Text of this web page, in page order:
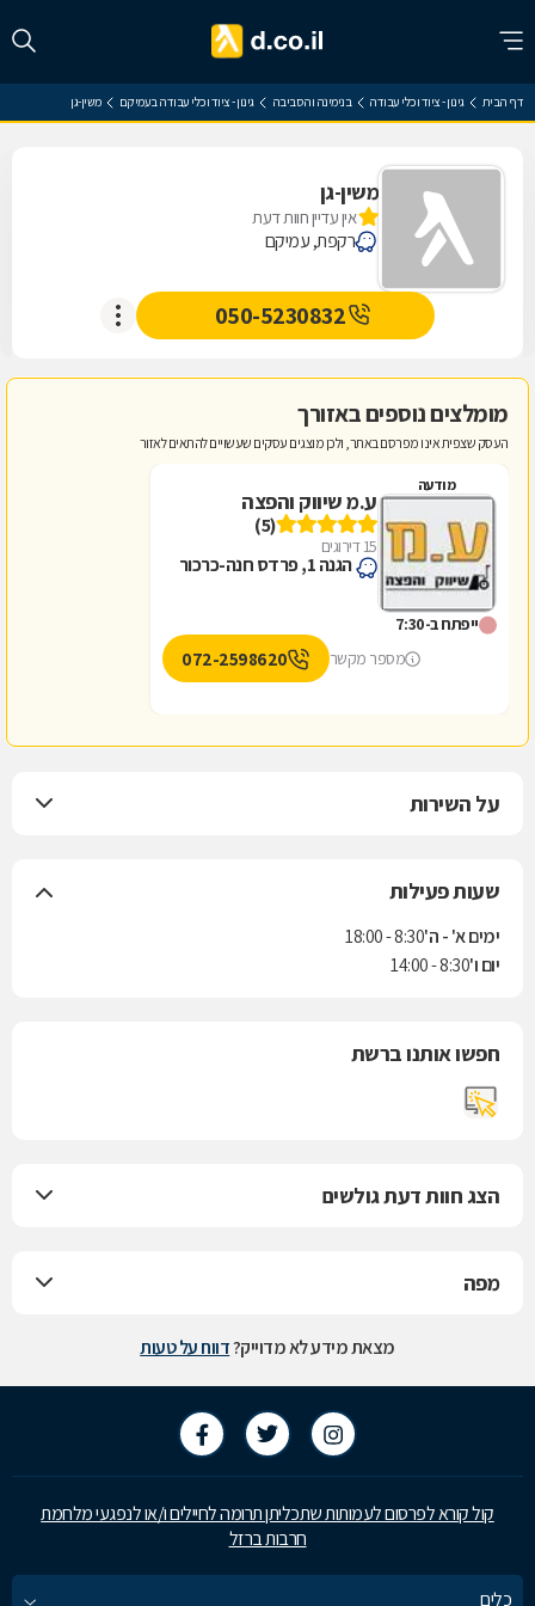
דף הבית גינון - ציוד וכלי עבודה בנימינה והסביבה גינון - ציוד וכלי עבודה בעמיקם משין-גן
משין-גן
אין עדיין חוות דעת
רקפת, עמיקם
050-5230832
מומלצים נוספים באזורך
העסק שצפית אינו מפרסם באתר, ולכן מוצגים עסקים שעשויים להתאים לאזור
מודעה
ע.מ שיווק והפצה
(5)
15 דירוגים
הגנה 1, פרדס חנה-כרכור
ייפתח ב-7:30
מספר מקשר
072-2598620
על השירות
שעות פעילות
ימים א' - ה'8:30 - 18:00
יום ו'8:30 - 14:00
חפשו אותנו ברשת
הצג חוות דעת גולשים
מפה
מצאת מידע לא מדוייק?דווח על טעות
קול קורא לפרסום לעמותות שתכליתן תרומה לחיילים ו/או לנפגעי מלחמת
חרבות ברזל
כלים